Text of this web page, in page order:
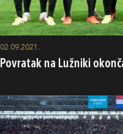
02.09.2021.
Povratak na Lužniki